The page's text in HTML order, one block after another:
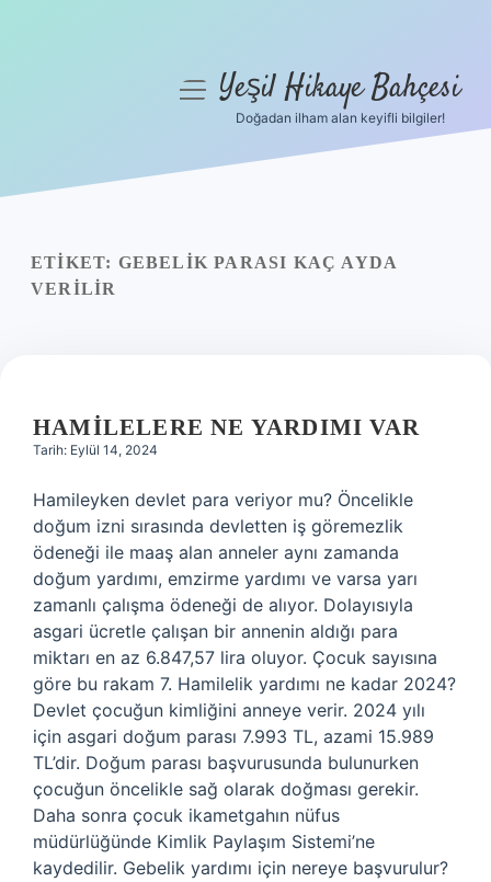
Yasal Uyarı
menüyüYeşil Hikaye Bahçesi
Doğadan ilham alan keyifli bilgiler!
ETIKET: GEBELIK PARASI KAÇ AYDA
VERILIR
HAMILELERE NE YARDIMI VAR
Tarih: Eylül 14, 2024
Hamileyken devlet para veriyor mu? Öncelikle
doğum izni sırasında devletten iş göremezlik
ödeneği ile maaş alan anneler aynı zamanda
doğum yardımı, emzirme yardımı ve varsa yarı
zamanlı çalışma ödeneği de alıyor. Dolayısıyla
asgari ücretle çalışan bir annenin aldığı para
miktarı en az 6.847,57 lira oluyor. Çocuk sayısına
göre bu rakam 7. Hamilelik yardımı ne kadar 2024?
Devlet çocuğun kimliğini anneye verir. 2024 yılı
için asgari doğum parası 7.993 TL, azami 15.989
TL’dir. Doğum parası başvurusunda bulunurken
çocuğun öncelikle sağ olarak doğması gerekir.
Daha sonra çocuk ikametgahın nüfus
müdürlüğünde Kimlik Paylaşım Sistemi’ne
kaydedilir. Gebelik yardımı için nereye başvurulur?